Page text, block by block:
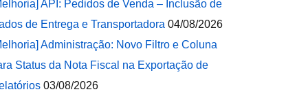
API: Pedidos de Venda – Inclusão de
de Entrega e Transportadora 04/08/2026
Administração: Novo Filtro e Coluna
Status da Nota Fiscal na Exportação de
03/08/2026